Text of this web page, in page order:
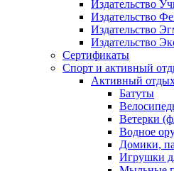
Издательство
Издательство
Издательство
Издательство
Сертификаты
Спорт и активный
Активный
Батуты
Ветерки
Водное
Домики,
Игрушки